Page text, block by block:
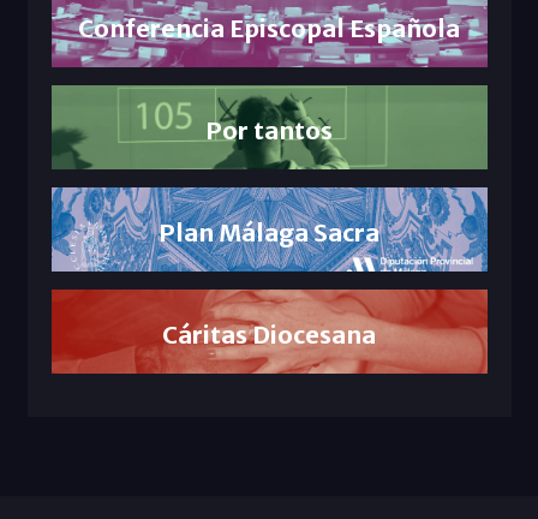
Conferencia Episcopal Española
Por tantos
Plan Málaga Sacra
Cáritas Diocesana